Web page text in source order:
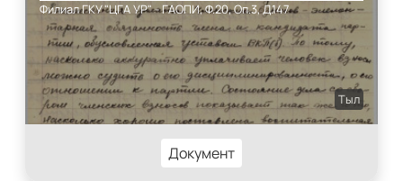
Филиал ГКУ "ЦГА УР" - ГАОПИ, Ф.20, Оп.3, Д.147
Тыл
Документ